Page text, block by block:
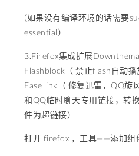
(如果没有编译环境的话需要
essential）
3.Firefox集成扩展
Flashblock（ 禁止flash自动播
Ease link（ 修复迅雷，QQ旋
和QQ临时聊天专用链接，转
件为超链接）
打开 firefox ，工具——添加组